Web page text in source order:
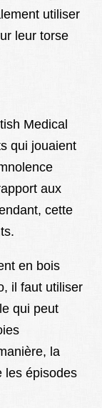
utiliser
leur torse
Medical
qui jouaient
aux
cette
en bois
il faut utiliser
qui peut
la
les épisodes